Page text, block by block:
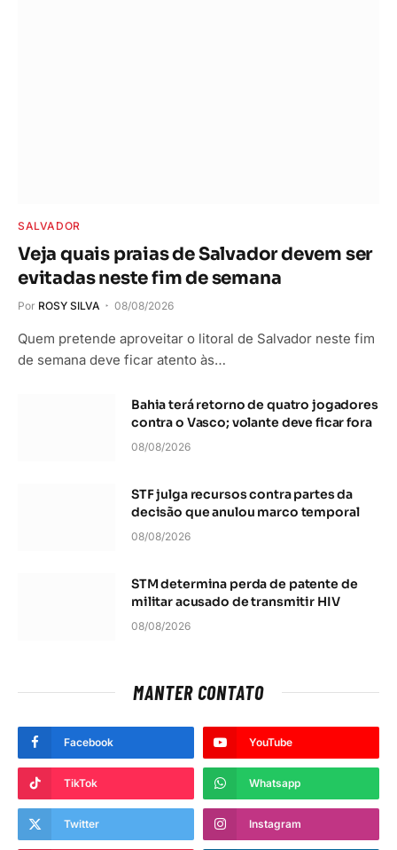
SALVADOR
Veja quais praias de Salvador devem ser
evitadas neste fim de semana
Por ROSY SILVA 08/08/2026
Quem pretende aproveitar o litoral de Salvador neste fim
de semana deve ficar atento às…
Bahia terá retorno de quatro jogadores
contra o Vasco; volante deve ficar fora
08/08/2026
STF julga recursos contra partes da
decisão que anulou marco temporal
08/08/2026
STM determina perda de patente de
militar acusado de transmitir HIV
08/08/2026
MANTER CONTATO
Facebook YouTube
TikTok Whatsapp
Twitter Instagram